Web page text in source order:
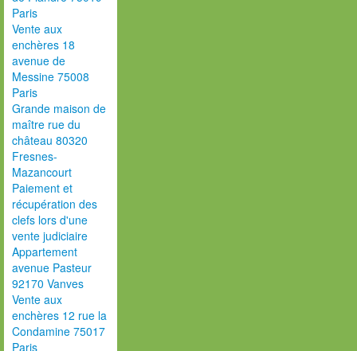
Paris
Vente aux
enchères 18
avenue de
Messine 75008
Paris
Grande maison de
maître rue du
château 80320
Fresnes-
Mazancourt
Paiement et
récupération des
clefs lors d'une
vente judiciaire
Appartement
avenue Pasteur
92170 Vanves
Vente aux
enchères 12 rue la
Condamine 75017
Paris